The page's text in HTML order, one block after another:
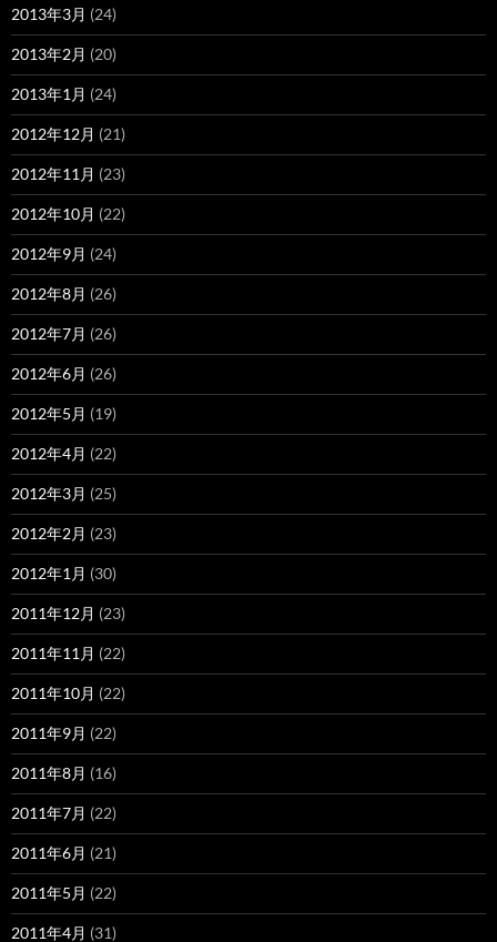
2013年3月 (24)
2013年2月 (20)
2013年1月 (24)
2012年12月 (21)
2012年11月 (23)
2012年10月 (22)
2012年9月 (24)
2012年8月 (26)
2012年7月 (26)
2012年6月 (26)
2012年5月 (19)
2012年4月 (22)
2012年3月 (25)
2012年2月 (23)
2012年1月 (30)
2011年12月 (23)
2011年11月 (22)
2011年10月 (22)
2011年9月 (22)
2011年8月 (16)
2011年7月 (22)
2011年6月 (21)
2011年5月 (22)
2011年4月 (31)